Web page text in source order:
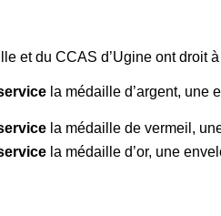
et du CCAS d’Ugine ont droit
la médaille d’argent, une
la médaille de vermeil,
la médaille d’or, une